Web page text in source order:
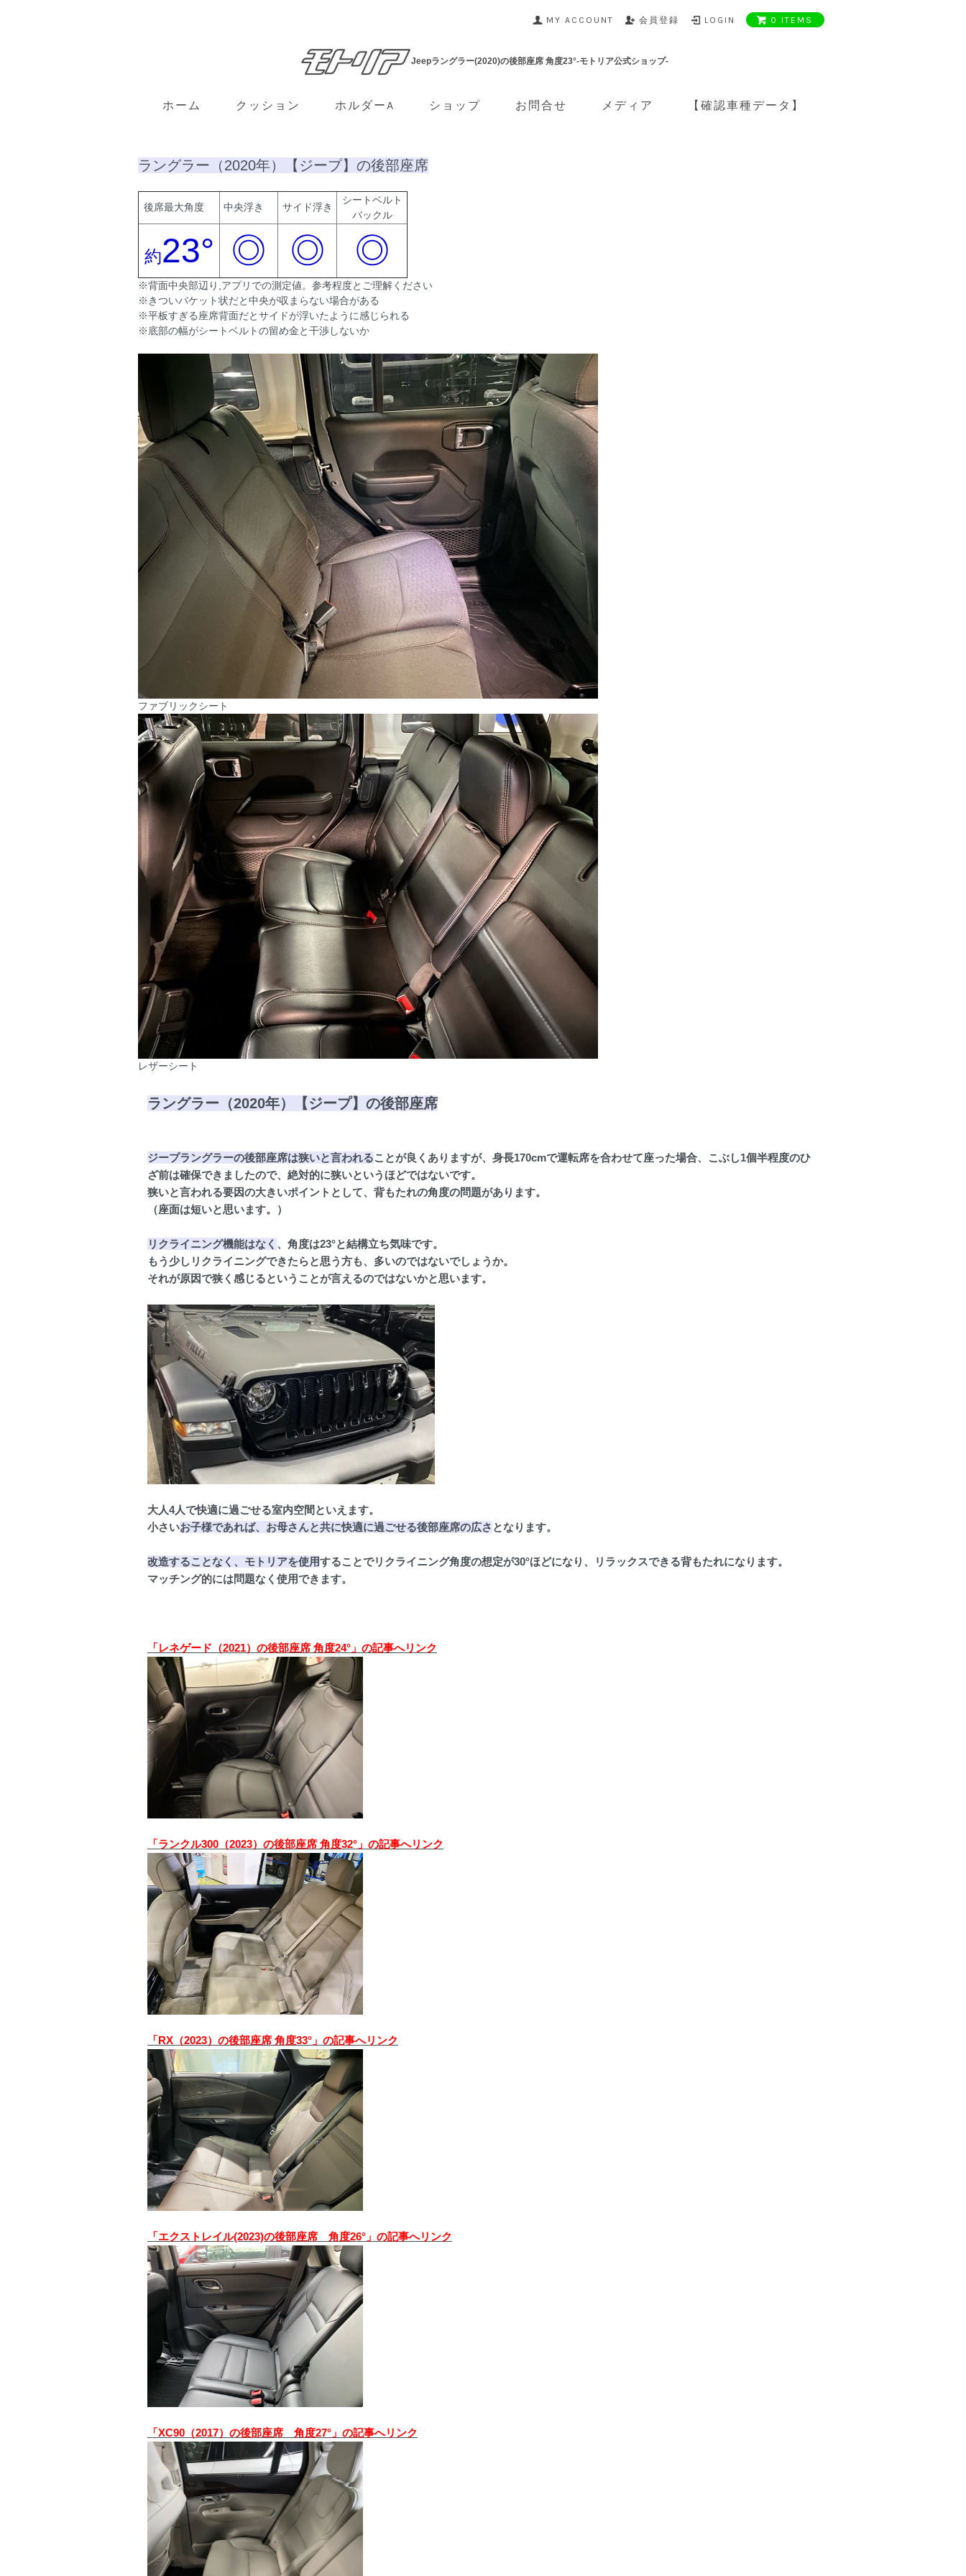
MY ACCOUNT 会員登録 LOGIN 0 ITEMS
Jeepラングラー(2020)の後部座席 角度23°-モトリア公式ショップ-
ホーム クッション ホルダーA ショップ お問合せ メディア 【確認車種データ】
ラングラー（2020年）【ジープ】の後部座席
後席最大角度 中央浮き サイド浮き
シートベルト
バックル
約23° ◎ ◎ ◎
※背面中央部辺り,アプリでの測定値。参考程度とご理解ください
※きついバケット状だと中央が収まらない場合がある
※平板すぎる座席背面だとサイドが浮いたように感じられる
※底部の幅がシートベルトの留め金と干渉しないか
ファブリックシート
レザーシート
ラングラー（2020年）【ジープ】の後部座席
ジープラングラーの後部座席は狭いと言われることが良くありますが、身長170cmで運転席を合わせて座った場合、こぶし1個半程度のひ
ざ前は確保できましたので、絶対的に狭いというほどではないです。
狭いと言われる要因の大きいポイントとして、背もたれの角度の問題があります。
（座面は短いと思います。）
リクライニング機能はなく 、角度は23°と結構立ち気味です。
もう少しリクライニングできたらと思う方も、多いのではないでしょうか。
それが原因で狭く感じるということが言えるのではないかと思います。
大人4人で快適に過ごせる室内空間といえます。
小さいお子様であれば、お母さんと共に快適に過ごせる後部座席の広さ となります。
改造することなく、モトリアを使用することでリクライニング角度の想定が30°ほどになり、リラックスできる背もたれになります。
マッチング的には問題なく使用できます。
「レネゲード（2021）の後部座席 角度24°」の記事へリンク
「ランクル300（2023）の後部座席 角度32°」の記事へリンク
「RX（2023）の後部座席 角度33°」の記事へリンク
「エクストレイル(2023)の後部座席 角度26°」の記事へリンク
「XC90（2017）の後部座席 角度27°」の記事へリンク